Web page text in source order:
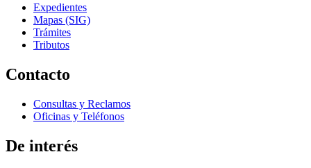
Expedientes
Mapas (SIG)
Trámites
Tributos
Contacto
Consultas y Reclamos
Oficinas y Teléfonos
De interés